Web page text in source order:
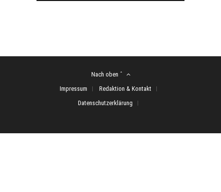
Nach oben ˆ
Impressum
Redaktion & Kontakt
Datenschutzerklärung